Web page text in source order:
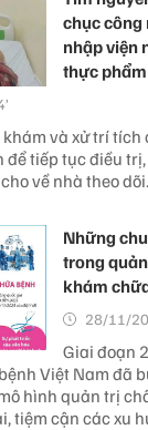
chục công
nhập viện
thực phẩm
và xử trí tích
để tiếp tục điều
về nhà theo dõi.
Những
trong
khám
28/11/
Giai đoạn
Việt Nam đã
hình quản trị
tiệm cận các xu